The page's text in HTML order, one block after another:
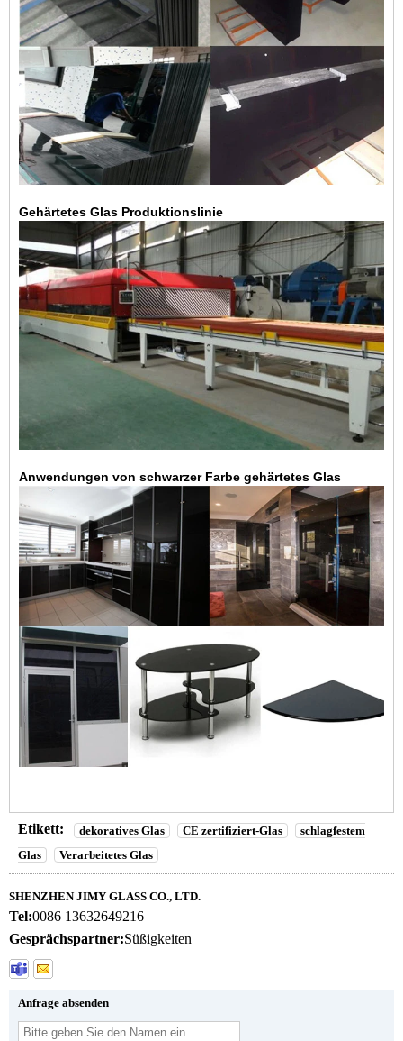
Gehärtetes Glas Produktionslinie
Anwendungen von schwarzer Farbe gehärtetes Glas
Etikett: dekoratives Glas CE zertifiziert-Glas
schlagfestem
Glas
Verarbeitetes Glas
SHENZHEN JIMY GLASS CO., LTD.
Tel:0086 13632649216
Gesprächspartner:Süßigkeiten
Anfrage absenden